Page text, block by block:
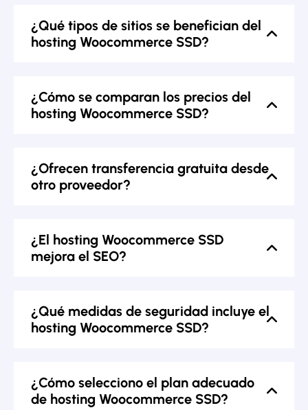
¿Qué tipos de sitios se benefician del
hosting Woocommerce SSD?
¿Cómo se comparan los precios del
hosting Woocommerce SSD?
¿Ofrecen transferencia gratuita desde
otro proveedor?
¿El hosting Woocommerce SSD
mejora el SEO?
¿Qué medidas de seguridad incluye el
hosting Woocommerce SSD?
¿Cómo selecciono el plan adecuado
de hosting Woocommerce SSD?